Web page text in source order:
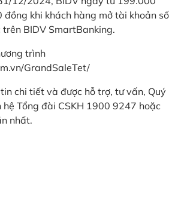
khi khách hàng mở tài khoản số
BIDV SmartBanking.
trình
GrandSaleTet/
chi tiết và được hỗ trợ, tư vấn, Quý
hệ Tổng đài CSKH 1900 9247 hoặc
nhất.